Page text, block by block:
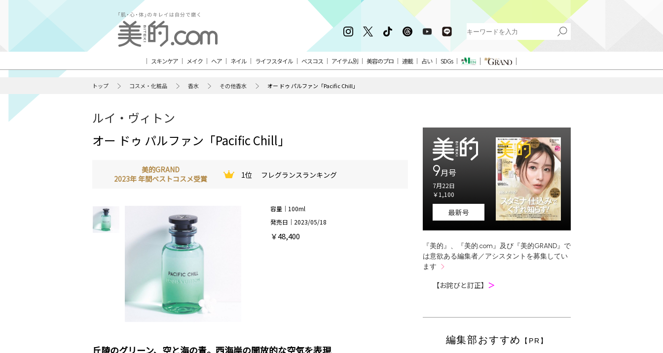
スキンケア メイク ヘア ネイル ライフスタイル ベスコス アイテム別 美容のプロ 連載 占い SDGs
トップ コスメ・化粧品 香水 その他香水 オー ドゥ パルファン「Pacific Chill」
ルイ・ヴィトン
オー ドゥ パルファン「Pacific Chill」
美的GRAND
2023年 年間ベストコスメ受賞
1位 フレグランスランキング
容量｜100ml
発売日｜2023/05/18
￥48,400
丘陵のグリーン、空と海の青。西海岸の開放的な空気を表現
9月号
7月22日
￥1,100
最新号
『美的』、『美的.com』及び『美的GRAND』で
は意欲ある編集者／アシスタントを募集してい
ます
【お詫びと訂正】 ＞
編集部おすすめ 【PR】